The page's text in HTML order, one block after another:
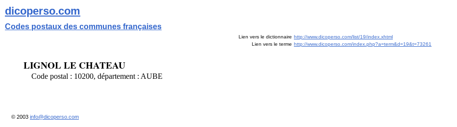
dicoperso.com
Codes postaux des communes françaises
Lien vers le dictionnaire http://www.dicoperso.com/list/19/index.xhtml
Lien vers le terme http://www.dicoperso.com/index.php?a=term&d=19&t=73261
LIGNOL LE CHATEAU
Code postal : 10200, département : AUBE
© 2003 info@dicoperso.com